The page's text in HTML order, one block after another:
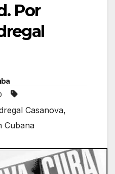
Por
Casanova,
Cubana